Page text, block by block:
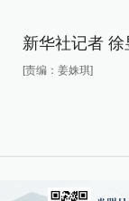
新华社记者 徐
[责编：姜姝琪]